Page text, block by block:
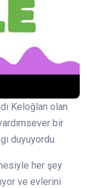
Keloğlan olan
bir
duyuyordu.
her şey
ve evlerini